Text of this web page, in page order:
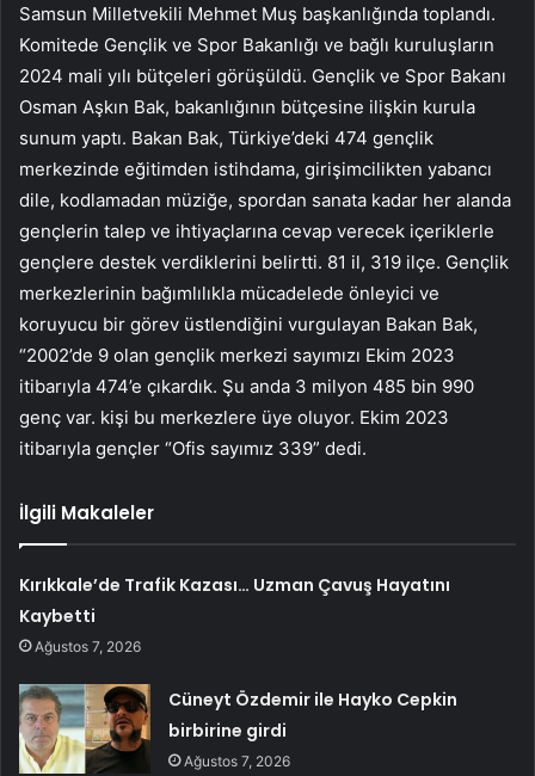
Samsun Milletvekili Mehmet Muş başkanlığında toplandı.
Komitede Gençlik ve Spor Bakanlığı ve bağlı kuruluşların
2024 mali yılı bütçeleri görüşüldü. Gençlik ve Spor Bakanı
Osman Aşkın Bak, bakanlığının bütçesine ilişkin kurula
sunum yaptı. Bakan Bak, Türkiye’deki 474 gençlik
merkezinde eğitimden istihdama, girişimcilikten yabancı
dile, kodlamadan müziğe, spordan sanata kadar her alanda
gençlerin talep ve ihtiyaçlarına cevap verecek içeriklerle
gençlere destek verdiklerini belirtti. 81 il, 319 ilçe. Gençlik
merkezlerinin bağımlılıkla mücadelede önleyici ve
koruyucu bir görev üstlendiğini vurgulayan Bakan Bak,
“2002’de 9 olan gençlik merkezi sayımızı Ekim 2023
itibarıyla 474’e çıkardık. Şu anda 3 milyon 485 bin 990
genç var. kişi bu merkezlere üye oluyor. Ekim 2023
itibarıyla gençler “Ofis sayımız 339” dedi.
İlgili Makaleler
Kırıkkale’de Trafik Kazası… Uzman Çavuş Hayatını
Kaybetti
Ağustos 7, 2026
Cüneyt Özdemir ile Hayko Cepkin
birbirine girdi
Ağustos 7, 2026